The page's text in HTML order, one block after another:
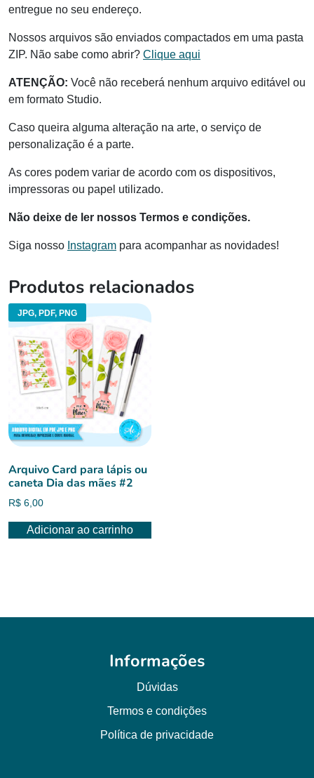
entregue no seu endereço.
Nossos arquivos são enviados compactados em uma pasta
ZIP. Não sabe como abrir? Clique aqui
ATENÇÃO: Você não receberá nenhum arquivo editável ou
em formato Studio.
Caso queira alguma alteração na arte, o serviço de
personalização é a parte.
As cores podem variar de acordo com os dispositivos,
impressoras ou papel utilizado.
Não deixe de ler nossos Termos e condições.
Siga nosso Instagram para acompanhar as novidades!
Produtos relacionados
JPG, PDF, PNG
Arquivo Card para lápis ou
caneta Dia das mães #2
R$ 6,00
Adicionar ao carrinho
Informações
Dúvidas
Termos e condições
Política de privacidade